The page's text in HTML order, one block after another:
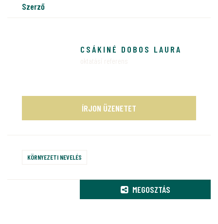
szerző
CSÁKINÉ DOBOS LAURA
ÍRJON ÜZENETET
KÖRNYEZETI NEVELÉS
MEGOSZTÁS